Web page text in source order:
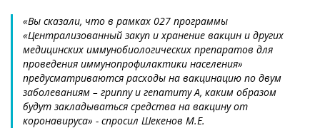
«Вы сказали, что в рамках 027 программы
«Централизованный закуп и хранение вакцин и других
медицинских иммунобиологических препаратов для
проведения иммунопрофилактики населения»
предусматриваются расходы на вакцинацию по двум
заболеваниям – гриппу и гепатиту А, каким образом
будут закладываться средства на вакцину от
коронавируса» - спросил Шекенов М.Е.